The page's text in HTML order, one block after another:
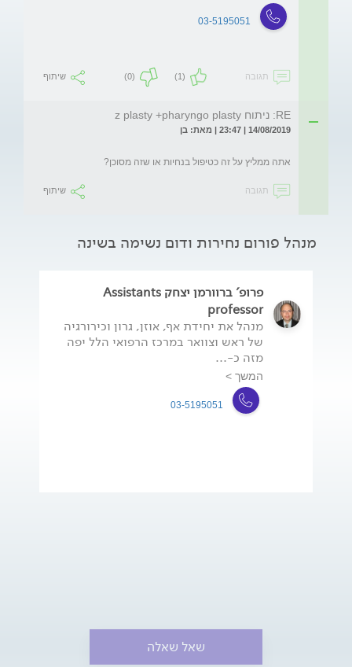
03-5195051
תגובה (1)
(0) שיתוף
RE: ניתוח z plasty +pharyngo plasty
14/08/2019 | 23:47 | מאת: בן
אתה ממליץ על זה כטיפול בנחיות או שזה מסוכן?
תגובה שיתוף
מנהל פורום נחירות ודום נשימה בשינה
פרופ' ברוורמן יצחק Assistants
professor
מנהל את יחידת אף, אוזן, גרון וכירורגיה
של ראש וצוואר במרכז הרפואי הלל יפה
מזה כ-...
המשך >
03-5195051
שאל שאלה